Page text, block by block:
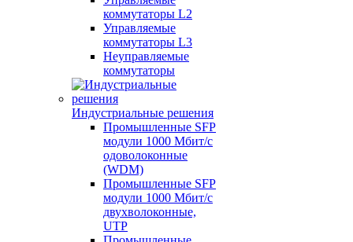
коммутаторы L2
Управляемые
коммутаторы L3
Неуправляемые
коммутаторы
Индустриальные решения
Промышленные SFP
модули 1000 Мбит/c
одоволоконные
(WDM)
Промышленные SFP
модули 1000 Мбит/c
двухволоконные,
UTP